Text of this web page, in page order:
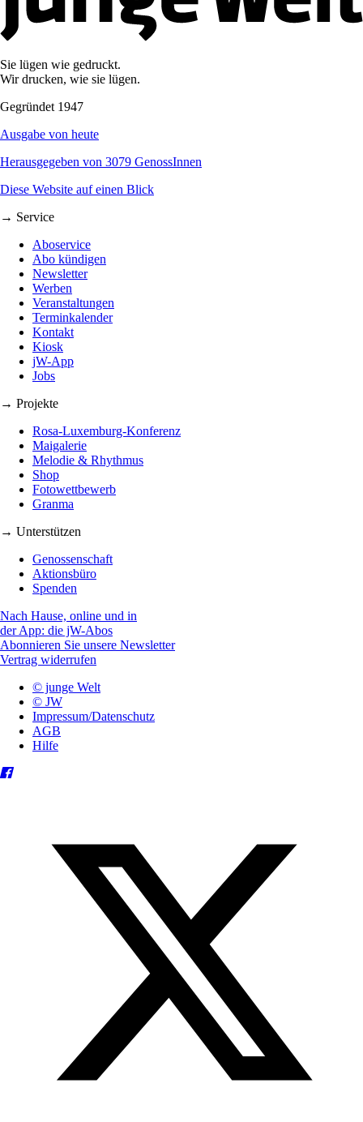
Sie lügen wie gedruckt.
Wir drucken, wie sie lügen.
Gegründet 1947
Ausgabe von heute
Herausgegeben von 3079 GenossInnen
Diese Website auf einen Blick
→ Service
Aboservice
Abo kündigen
Newsletter
Werben
Veranstaltungen
Terminkalender
Kontakt
Kiosk
jW-App
Jobs
→ Projekte
Rosa-Luxemburg-Konferenz
Maigalerie
Melodie & Rhythmus
Shop
Fotowettbewerb
Granma
→ Unterstützen
Genossenschaft
Aktionsbüro
Spenden
Nach Hause, online und in
der App: die jW-Abos
Abonnieren Sie unsere Newsletter
Vertrag widerrufen
© junge Welt
© JW
Impressum/Datenschutz
AGB
Hilfe